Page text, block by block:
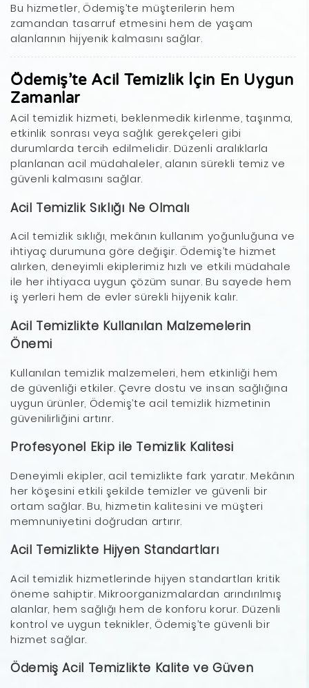
Bu hizmetler, Ödemiş’te müşterilerin hem
zamandan tasarruf etmesini hem de yaşam
alanlarının hijyenik kalmasını sağlar.
Ödemiş’te Acil Temizlik İçin En Uygun
Zamanlar
Acil temizlik hizmeti, beklenmedik kirlenme, taşınma,
etkinlik sonrası veya sağlık gerekçeleri gibi
durumlarda tercih edilmelidir. Düzenli aralıklarla
planlanan acil müdahaleler, alanın sürekli temiz ve
güvenli kalmasını sağlar.
Acil Temizlik Sıklığı Ne Olmalı
Acil temizlik sıklığı, mekânın kullanım yoğunluğuna ve
ihtiyaç durumuna göre değişir. Ödemiş’te hizmet
alırken, deneyimli ekiplerimiz hızlı ve etkili müdahale
ile her ihtiyaca uygun çözüm sunar. Bu sayede hem
iş yerleri hem de evler sürekli hijyenik kalır.
Acil Temizlikte Kullanılan Malzemelerin
Önemi
Kullanılan temizlik malzemeleri, hem etkinliği hem
de güvenliği etkiler. Çevre dostu ve insan sağlığına
uygun ürünler, Ödemiş’te acil temizlik hizmetinin
güvenilirliğini artırır.
Profesyonel Ekip ile Temizlik Kalitesi
Deneyimli ekipler, acil temizlikte fark yaratır. Mekânın
her köşesini etkili şekilde temizler ve güvenli bir
ortam sağlar. Bu, hizmetin kalitesini ve müşteri
memnuniyetini doğrudan artırır.
Acil Temizlikte Hijyen Standartları
Acil temizlik hizmetlerinde hijyen standartları kritik
öneme sahiptir. Mikroorganizmalardan arındırılmış
alanlar, hem sağlığı hem de konforu korur. Düzenli
kontrol ve uygun teknikler, Ödemiş’te güvenli bir
hizmet sağlar.
Ödemiş Acil Temizlikte Kalite ve Güven